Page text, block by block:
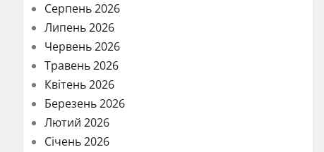
Серпень 2026
Липень 2026
Червень 2026
Травень 2026
Квітень 2026
Березень 2026
Лютий 2026
Січень 2026